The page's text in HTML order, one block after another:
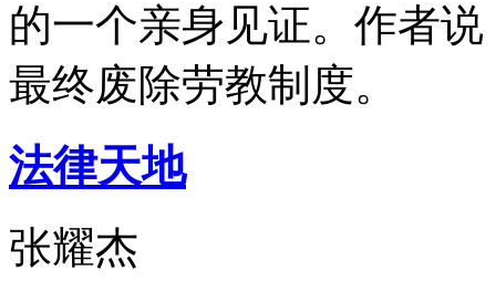
的一个亲身见证。作者
最终废除劳教制度。
法律天地
张耀杰